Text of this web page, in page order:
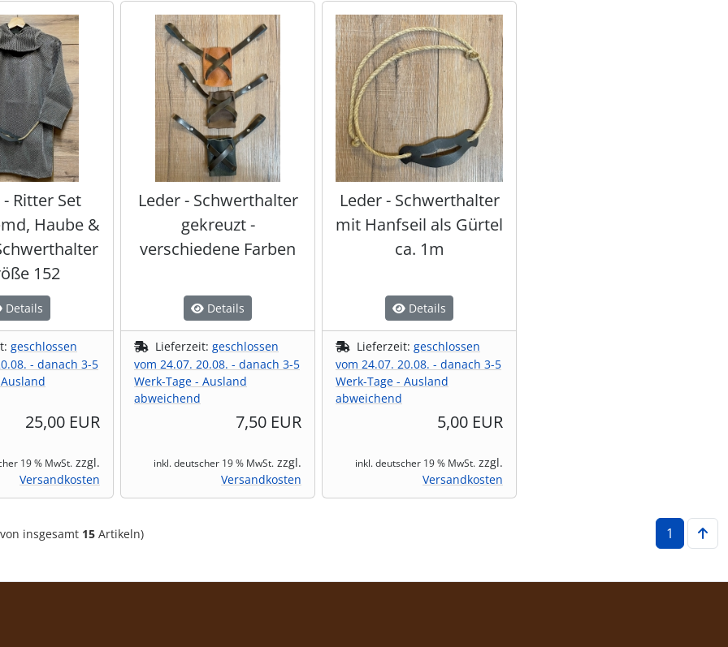
Ritter Set
Haube &
152
Details
geschlossen
- danach 3-5
25,00 EUR
19 % MwSt. zzgl.
Versandkosten
Leder - Schwerthalter
gekreuzt -
verschiedene Farben
Details
Lieferzeit: geschlossen
vom 24.07. 20.08. - danach 3-5
Werk-Tage - Ausland
abweichend
7,50 EUR
inkl. deutscher 19 % MwSt. zzgl.
Versandkosten
Leder - Schwerthalter
mit Hanfseil als Gürtel
ca. 1m
Details
Lieferzeit: geschlossen
vom 24.07. 20.08. - danach 3-5
Werk-Tage - Ausland
abweichend
5,00 EUR
inkl. deutscher 19 % MwSt. zzgl.
Versandkosten
insgesamt 15 Artikeln) 1